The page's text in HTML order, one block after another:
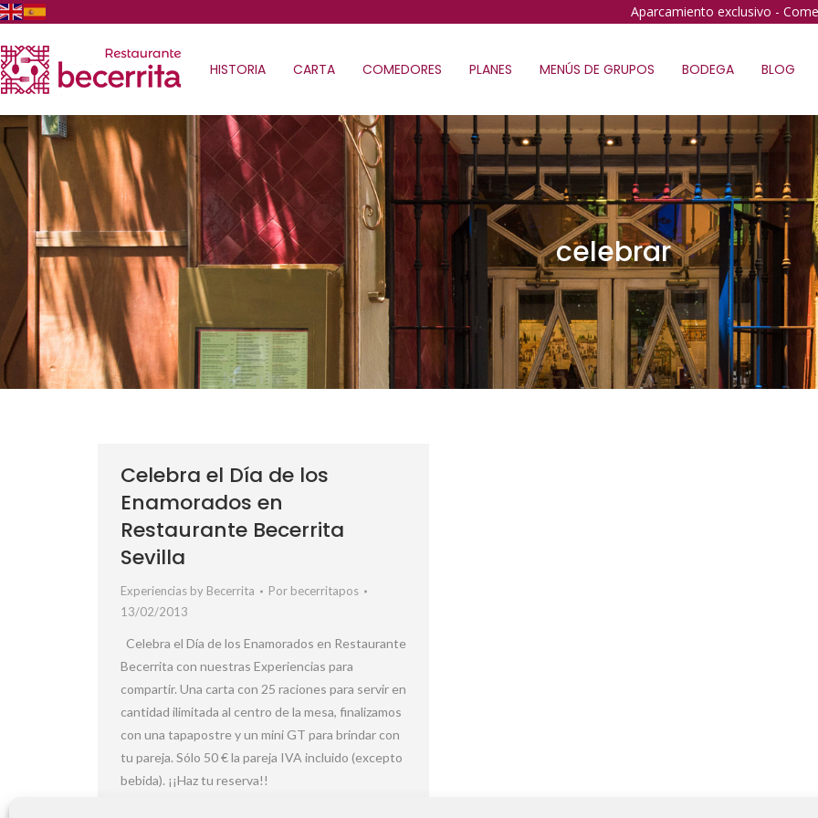
Aparcamiento exclusivo -
HISTORIA CARTA COMEDORES PLANES MENÚS DE GRUPOS BODEGA BLOG
celebrar
Celebra el Día de los
Enamorados en
Restaurante Becerrita
Sevilla
Experiencias by Becerrita Por becerritapos
13/02/2013
Celebra el Día de los Enamorados en Restaurante
Becerrita con nuestras Experiencias para
compartir. Una carta con 25 raciones para servir en
cantidad ilimitada al centro de la mesa, finalizamos
con una tapapostre y un mini GT para brindar con
tu pareja. Sólo 50 € la pareja IVA incluido (excepto
bebida). ¡¡Haz tu reserva!!